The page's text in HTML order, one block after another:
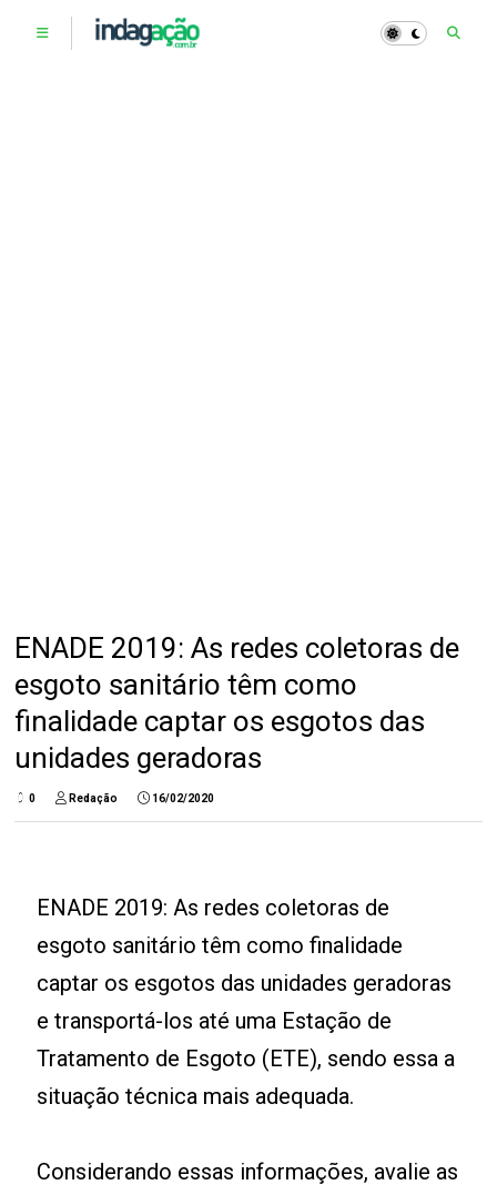
ENADE 2019: As redes coletoras de
esgoto sanitário têm como
finalidade captar os esgotos das
unidades geradoras
0 Redação 16/02/2020
ENADE 2019: As redes coletoras de
esgoto sanitário têm como finalidade
captar os esgotos das unidades geradoras
e transportá-los até uma Estação de
Tratamento de Esgoto (ETE), sendo essa a
situação técnica mais adequada.
Considerando essas informações, avalie as